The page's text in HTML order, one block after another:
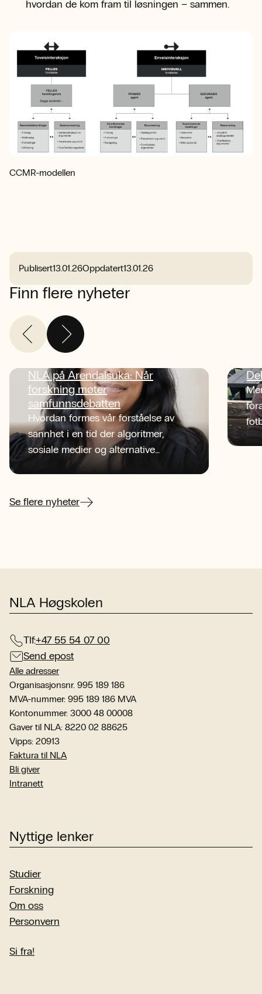
hvordan de kom fram til løsningen – sammen.
CCMR-modellen
Publisert13.01.26Oppdatert13.01.26
Finn flere nyheter
NLA på Arendalsuka: Når
forskning møter
samfunnsdebatten
Hvordan formes vår forståelse av
sannhet i en tid der algoritmer,
sosiale medier og alternative
informasjonskilder konkurrerer om
Se flere nyheter
NLA Høgskolen
Tlf:+47 55 54 07 00
Send epost
Alle adresser
Organisasjonsnr. 995 189 186
MVA-nummer: 995 189 186 MVA
Kontonummer: 3000 48 00008
Gaver til NLA: 8220 02 88625
Vipps: 20913
Faktura til NLA
Bli giver
Intranett
Nyttige lenker
Studier
Forskning
Om oss
Personvern
Si fra!